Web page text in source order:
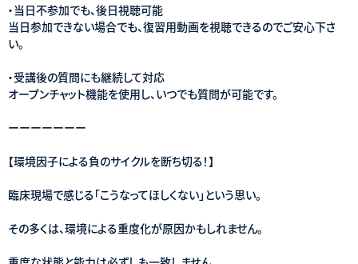
・当日不参加でも、後日視聴可能
当日参加できない場合でも、復習用動画を視聴できるのでご安心下さ
い。
・受講後の質問にも継続して対応
オープンチャット機能を使用し、いつでも質問が可能です。
ーーーーーーー
【環境因子による負のサイクルを断ち切る！】
臨床現場で感じる「こうなってほしくない」という思い。
その多くは、環境による重度化が原因かもしれません。